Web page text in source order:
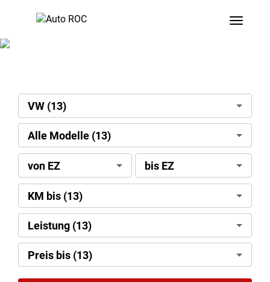
search[brand]
VW (13)
search[model]
Alle Modelle (13)
search[license
date]
[min]
von EZ
search[license
date]
[max]
bis EZ
search[mileage]
KM bis (13)
search[power
kw]
Leistung (13)
search[display
price]
Preis bis (13)